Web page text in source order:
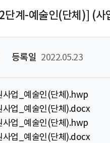
계-예술인(단체)] (사
등록일 2022.05.23
사업_예술인(단체).hwp
사업_예술인(단체).docx
사업_예술인(단체).hwp
사업_예술인(단체).docx